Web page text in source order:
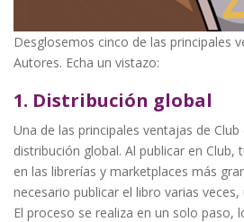
Desglosemos cinco de las principales
Autores. Echa un vistazo:
1. Distribución global
Una de las principales ventajas de
distribución global. Al publicar en Club,
en las librerías y marketplaces más
necesario publicar el libro varias
El proceso se realiza en un solo paso,